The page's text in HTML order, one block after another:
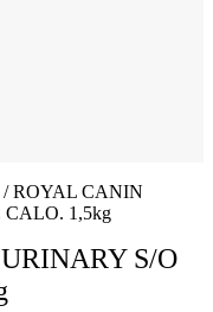
/ ROYAL CANIN
1,5kg
S/O